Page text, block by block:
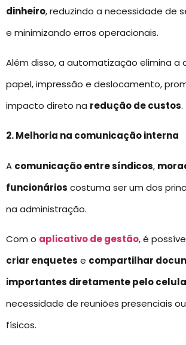
dinheiro, reduzindo a necessidade de
e minimizando erros operacionais.
Além disso, a automatização elimina a
papel, impressão e deslocamento,
impacto direto na redução de custos.
2. Melhoria na comunicação interna
A comunicação entre síndicos,
funcionários costuma ser um dos
na administração.
Com o aplicativo de gestão, é
criar enquetes e compartilhar
importantes diretamente pelo
necessidade de reuniões presenciais
físicos.